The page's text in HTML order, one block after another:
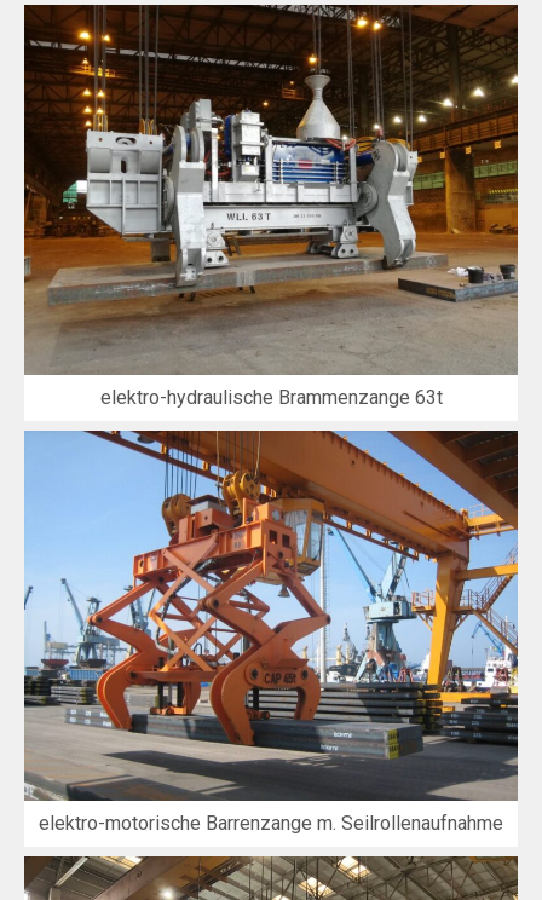
elektro-hydraulische Brammenzange 63t
elektro-motorische Barrenzange m. Seilrollenaufnahme